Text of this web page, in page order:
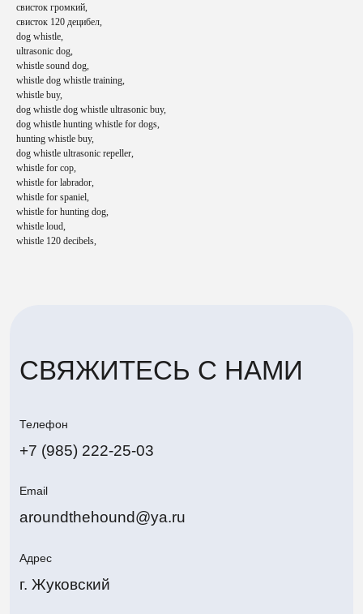
свисток громкий,
свисток 120 децибел,
dog whistle,
ultrasonic dog,
whistle sound dog,
whistle dog whistle training,
whistle buy,
dog whistle dog whistle ultrasonic buy,
dog whistle hunting whistle for dogs,
hunting whistle buy,
dog whistle ultrasonic repeller,
whistle for cop,
whistle for labrador,
whistle for spaniel,
whistle for hunting dog,
whistle loud,
whistle 120 decibels,
СВЯЖИТЕСЬ С НАМИ
Телефон
Email
aroundthehound@ya.ru
+7 (985) 222-25-03
Around The Hound